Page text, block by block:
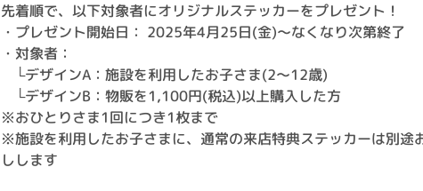
先着順で、以下対象者にオリジナルステッカーをプレゼント！
・プレゼント開始日： 2025年4月25日(金)～なくなり次第終了
・対象者：
└デザインA：施設を利用したお子さま(2～12歳)
└デザインB：物販を1,100円(税込)以上購入した方
※おひとりさま1回につき1枚まで
※施設を利用したお子さまに、通常の来店特典ステッカーは別途
しします